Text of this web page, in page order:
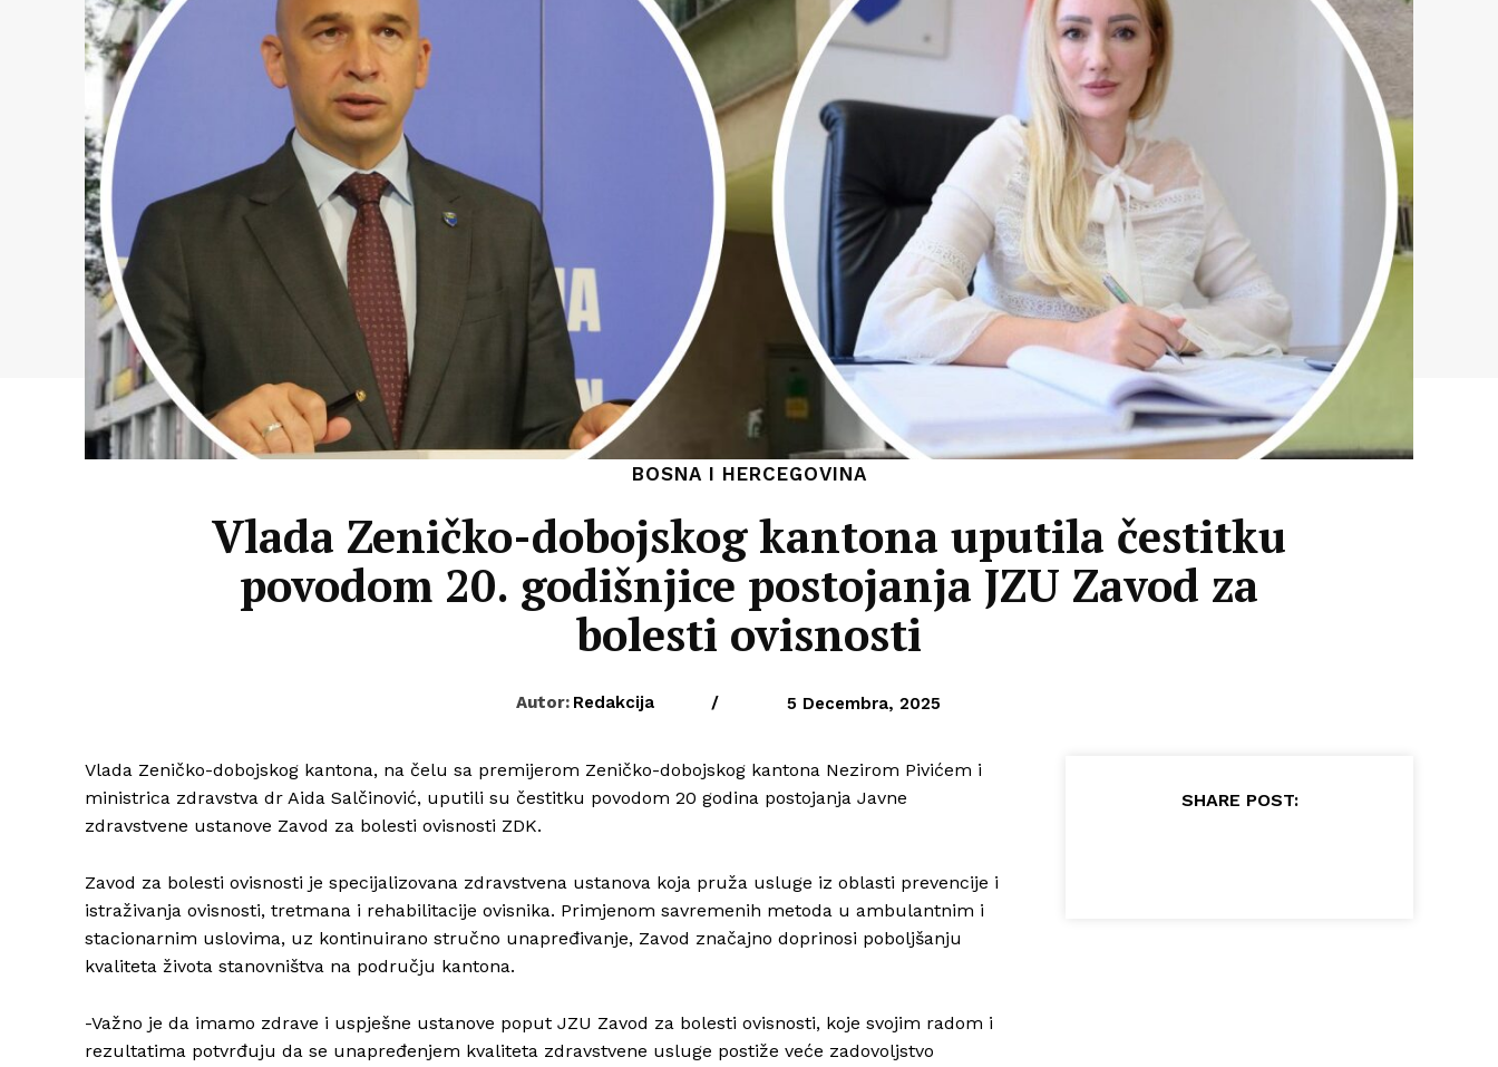
BOSNA I HERCEGOVINA
Vlada Zeničko-dobojskog kantona uputila čestitku
povodom 20. godišnjice postojanja JZU Zavod za
bolesti ovisnosti
Autor: Redakcija / 5 Decembra, 2025
Vlada Zeničko-dobojskog kantona, na čelu sa premijerom Zeničko-dobojskog kantona Nezirom Pivićem i
ministrica zdravstva dr Aida Salčinović, uputili su čestitku povodom 20 godina postojanja Javne
zdravstvene ustanove Zavod za bolesti ovisnosti ZDK.
Zavod za bolesti ovisnosti je specijalizovana zdravstvena ustanova koja pruža usluge iz oblasti prevencije i
istraživanja ovisnosti, tretmana i rehabilitacije ovisnika. Primjenom savremenih metoda u ambulantnim i
stacionarnim uslovima, uz kontinuirano stručno unapređivanje, Zavod značajno doprinosi poboljšanju
kvaliteta života stanovništva na području kantona.
-Važno je da imamo zdrave i uspješne ustanove poput JZU Zavod za bolesti ovisnosti, koje svojim radom i
rezultatima potvrđuju da se unapređenjem kvaliteta zdravstvene usluge postiže veće zadovoljstvo
SHARE POST: